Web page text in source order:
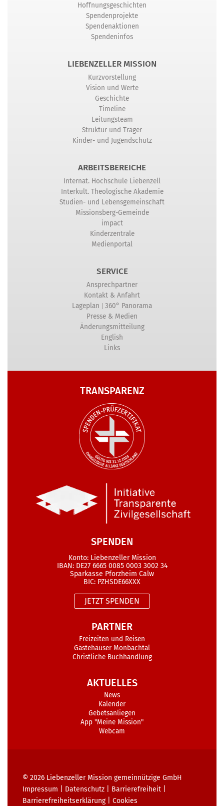
Hoffnungsgeschichten
Spendenprojekte
Spendenaktionen
Spendeninfos
LIEBENZELLER MISSION
Kurzvorstellung
Vision und Werte
Geschichte
Timeline
Leitungsteam
Struktur und Träger
Kinder- und Jugendschutz
ARBEITSBEREICHE
Internat. Hochschule Liebenzell
Interkult. Theologische Akademie
Studien- und Lebensgemeinschaft
Missionsberg-Gemeinde
impact
Kinderzentrale
Medienportal
SERVICE
Ansprechpartner
Kontakt & Anfahrt
Lageplan | 360° Panorama
Presse & Medien
Änderungsmitteilung
English
Links
TRANSPARENZ
SPENDEN
Konto: Liebenzeller Mission
IBAN: DE27 6665 0085 0003 3002 34
Sparkasse Pforzheim Calw
BIC: PZHSDE66XXX
JETZT SPENDEN
PARTNER
Freizeiten und Reisen
Gästehäuser Monbachtal
Christliche Buchhandlung
AKTUELLES
News
Kalender
Gebetsanliegen
App "Meine Mission"
Webcam
© 2026 Liebenzeller Mission gemeinnützige GmbH
Impressum
Datenschutz Barrierefreiheit
Barrierefreiheits­erklärung| Cookies